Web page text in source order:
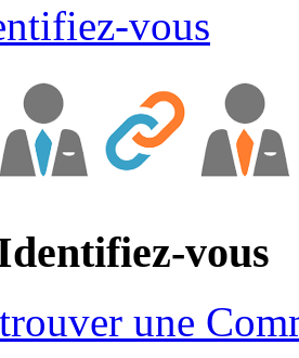
vous
vous
une